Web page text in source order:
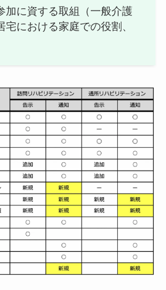
加に資する取組（一般介護
宅における家庭での役割、